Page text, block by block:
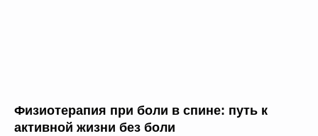
Физиотерапия при боли в спине: путь к
активной жизни без боли